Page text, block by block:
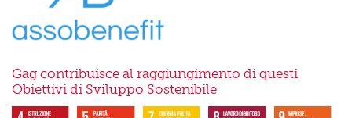
Gag contribuisce al raggiungimento di questi
Obiettivi di Sviluppo Sostenibile